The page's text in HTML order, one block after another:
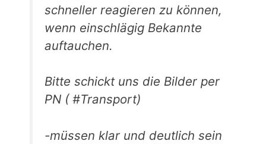
schneller reagieren zu können,
wenn einschlägig Bekannte
auftauchen.
Bitte schickt uns die Bilder per
PN ( #Transport)
-müssen klar und deutlich sein